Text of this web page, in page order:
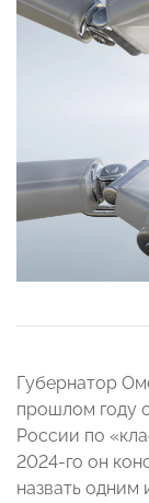
Губернатор
прошлом году
России по
2024-го он
назвать одним